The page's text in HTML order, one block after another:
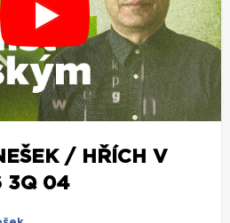
/ HŘÍCH V
3Q 04